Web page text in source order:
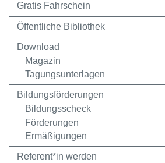
Gratis Fahrschein
Öffentliche Bibliothek
Download
Magazin
Tagungsunterlagen
Bildungsförderungen
Bildungsscheck
Förderungen
Ermäßigungen
Referent*in werden